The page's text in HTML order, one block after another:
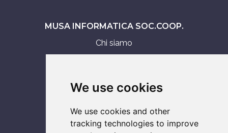
We use cookies
We use cookies and other
tracking technologies to improve
MUSA INFORMATICA SOC.COOP.
Chi siamo
Vendita
ASSISTENZA SU